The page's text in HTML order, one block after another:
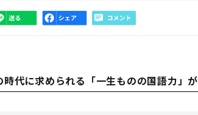
時代に求められる「一生ものの国語力」